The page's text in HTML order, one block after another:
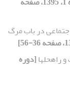
در باب مرگ
راهحلها[دوره